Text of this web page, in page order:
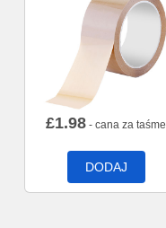
£1.98 - cana za taśme
DODAJ